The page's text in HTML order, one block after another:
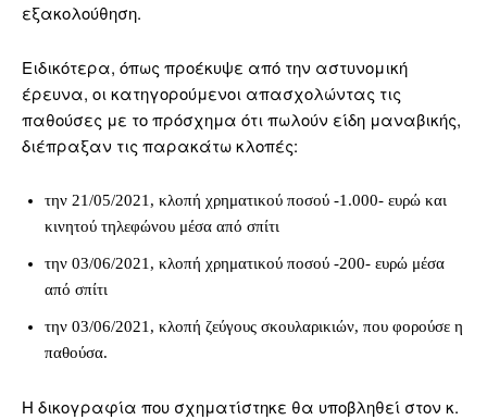
εξακολούθηση.
Ειδικότερα, όπως προέκυψε από την αστυνομική
έρευνα, οι κατηγορούμενοι απασχολώντας τις
παθούσες με το πρόσχημα ότι πωλούν είδη μαναβικής,
διέπραξαν τις παρακάτω κλοπές:
την 21/05/2021, κλοπή χρηματικού ποσού -1.000- ευρώ και
κινητού τηλεφώνου μέσα από σπίτι
την 03/06/2021, κλοπή χρηματικού ποσού -200- ευρώ μέσα
από σπίτι
την 03/06/2021, κλοπή ζεύγους σκουλαρικιών, που φορούσε η
παθούσα.
Η δικογραφία που σχηματίστηκε θα υποβληθεί στον κ.